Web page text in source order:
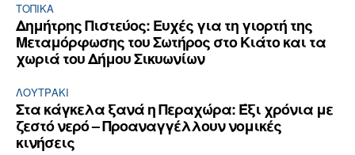
ΤΟΠΙΚΑ
Δημήτρης Πιστεύος: Ευχές για τη γιορτή της
Μεταμόρφωσης του Σωτήρος στο Κιάτο και τα
χωριά του Δήμου Σικυωνίων
ΛΟΥΤΡΆΚΙ
Στα κάγκελα ξανά η Περαχώρα: Έξι χρόνια με
ζεστό νερό – Προαναγγέλλουν νομικές
κινήσεις